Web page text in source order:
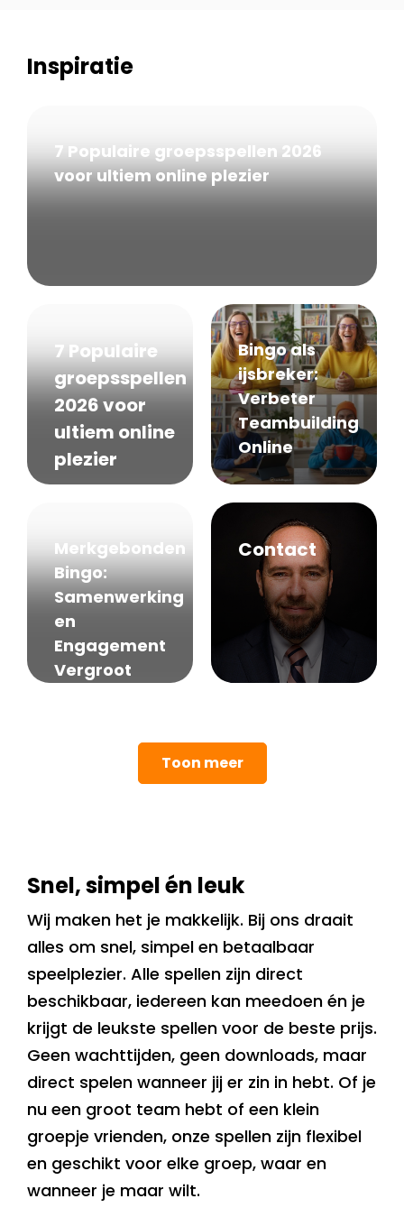
Inspiratie
7 Populaire groepsspellen 2026
voor ultiem online plezier
7 Populaire
groepsspellen
2026 voor
ultiem online
plezier
Bingo als
ijsbreker:
Verbeter
Teambuilding
Online
Merkgebonden
Bingo:
Samenwerking
en
Engagement
Vergroot
Contact
Toon meer
Snel, simpel én leuk
Wij maken het je makkelijk. Bij ons draait
alles om snel, simpel en betaalbaar
speelplezier. Alle spellen zijn direct
beschikbaar, iedereen kan meedoen én je
krijgt de leukste spellen voor de beste prijs.
Geen wachttijden, geen downloads, maar
direct spelen wanneer jij er zin in hebt. Of je
nu een groot team hebt of een klein
groepje vrienden, onze spellen zijn flexibel
en geschikt voor elke groep, waar en
wanneer je maar wilt.